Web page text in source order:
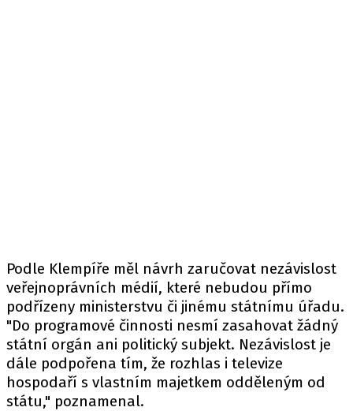
Podle Klempíře měl návrh zaručovat nezávislost
veřejnoprávních médií, které nebudou přímo
podřízeny ministerstvu či jinému státnímu úřadu.
"Do programové činnosti nesmí zasahovat žádný
státní orgán ani politický subjekt. Nezávislost je
dále podpořena tím, že rozhlas i televize
hospodaří s vlastním majetkem odděleným od
státu," poznamenal.